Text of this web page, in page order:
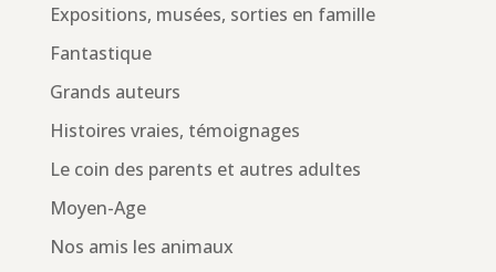
Expositions, musées, sorties en famille
Fantastique
Grands auteurs
Histoires vraies, témoignages
Le coin des parents et autres adultes
Moyen-Age
Nos amis les animaux